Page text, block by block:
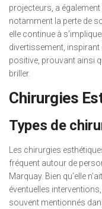
projecteurs, a
notamment la perte de
elle continue à
divertissement,
positive, prouvant ainsi
briller.
Chirurgies
Types de
Les chirurgies
fréquent autour de
Marquay. Bien qu’elle
éventuelles
souvent mentionnés